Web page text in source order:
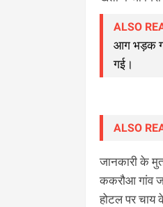
ALSO
आग भड़क
गई।
ALSO
जानकारी के
ककरौआ गांव
होटल पर